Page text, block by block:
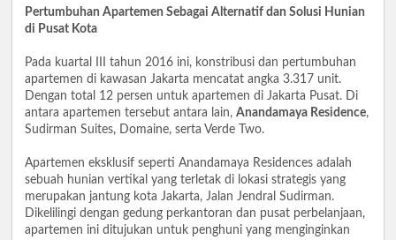
Pertumbuhan Apartemen Sebagai Alternatif dan Solusi Hunian
di Pusat Kota
Pada kuartal III tahun 2016 ini, konstribusi dan pertumbuhan
apartemen di kawasan Jakarta mencatat angka 3.317 unit.
Dengan total 12 persen untuk apartemen di Jakarta Pusat. Di
antara apartemen tersebut antara lain, Anandamaya Residence,
Sudirman Suites, Domaine, serta Verde Two.
Apartemen eksklusif seperti Anandamaya Residences adalah
sebuah hunian vertikal yang terletak di lokasi strategis yang
merupakan jantung kota Jakarta, Jalan Jendral Sudirman.
Dikelilingi dengan gedung perkantoran dan pusat perbelanjaan,
apartemen ini ditujukan untuk penghuni yang menginginkan